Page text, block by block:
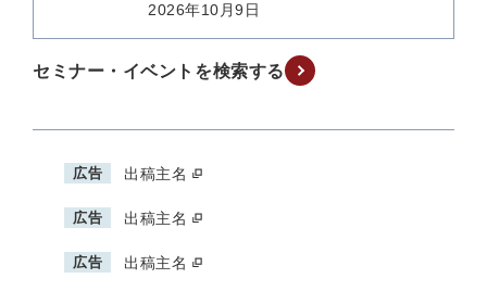
2026年10月9日
セミナー・イベントを検索する
広告 出稿主名
広告 出稿主名
広告 出稿主名